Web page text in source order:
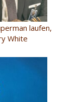
laufen,
White